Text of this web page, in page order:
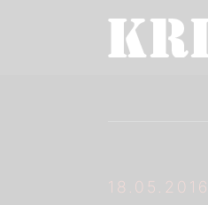
18.05.2016.